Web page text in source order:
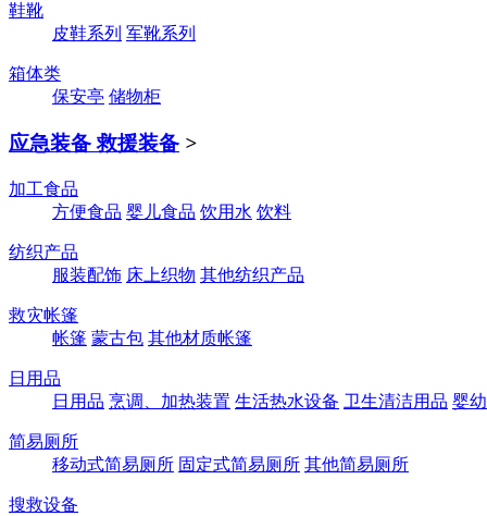
鞋靴
皮鞋系列 军靴系列
箱体类
保安亭 储物柜
应急装备 救援装备 >
加工食品
方便食品 婴儿食品 饮用水 饮料
纺织产品
服装配饰 床上织物 其他纺织产品
救灾帐篷
帐篷 蒙古包 其他材质帐篷
日用品
日用品 烹调、加热装置 生活热水设备 卫生清洁用品 婴
简易厕所
移动式简易厕所 固定式简易厕所 其他简易厕所
搜救设备